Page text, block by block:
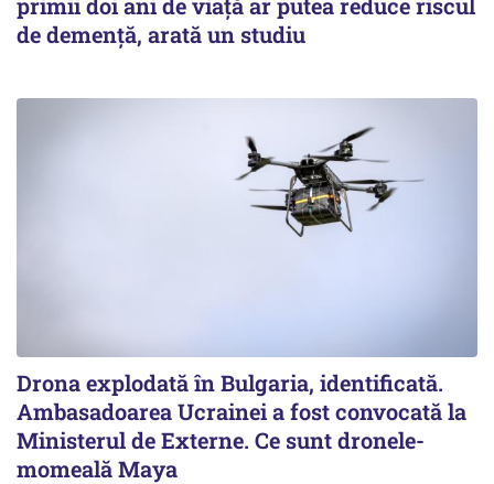
de demență, arată un studiu
Drona explodată în Bulgaria, identificată.
Ambasadoarea Ucrainei a fost convocată la
Ministerul de Externe. Ce sunt dronele-
momeală Maya